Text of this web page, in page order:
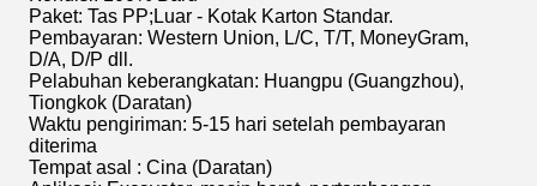
Paket: Tas PP;Luar - Kotak Karton Standar.
Pembayaran: Western Union, L/C, T/T, MoneyGram,
D/A, D/P dll.
Pelabuhan keberangkatan: Huangpu (Guangzhou),
Tiongkok (Daratan)
Waktu pengiriman: 5-15 hari setelah pembayaran
diterima
Tempat asal : Cina (Daratan)